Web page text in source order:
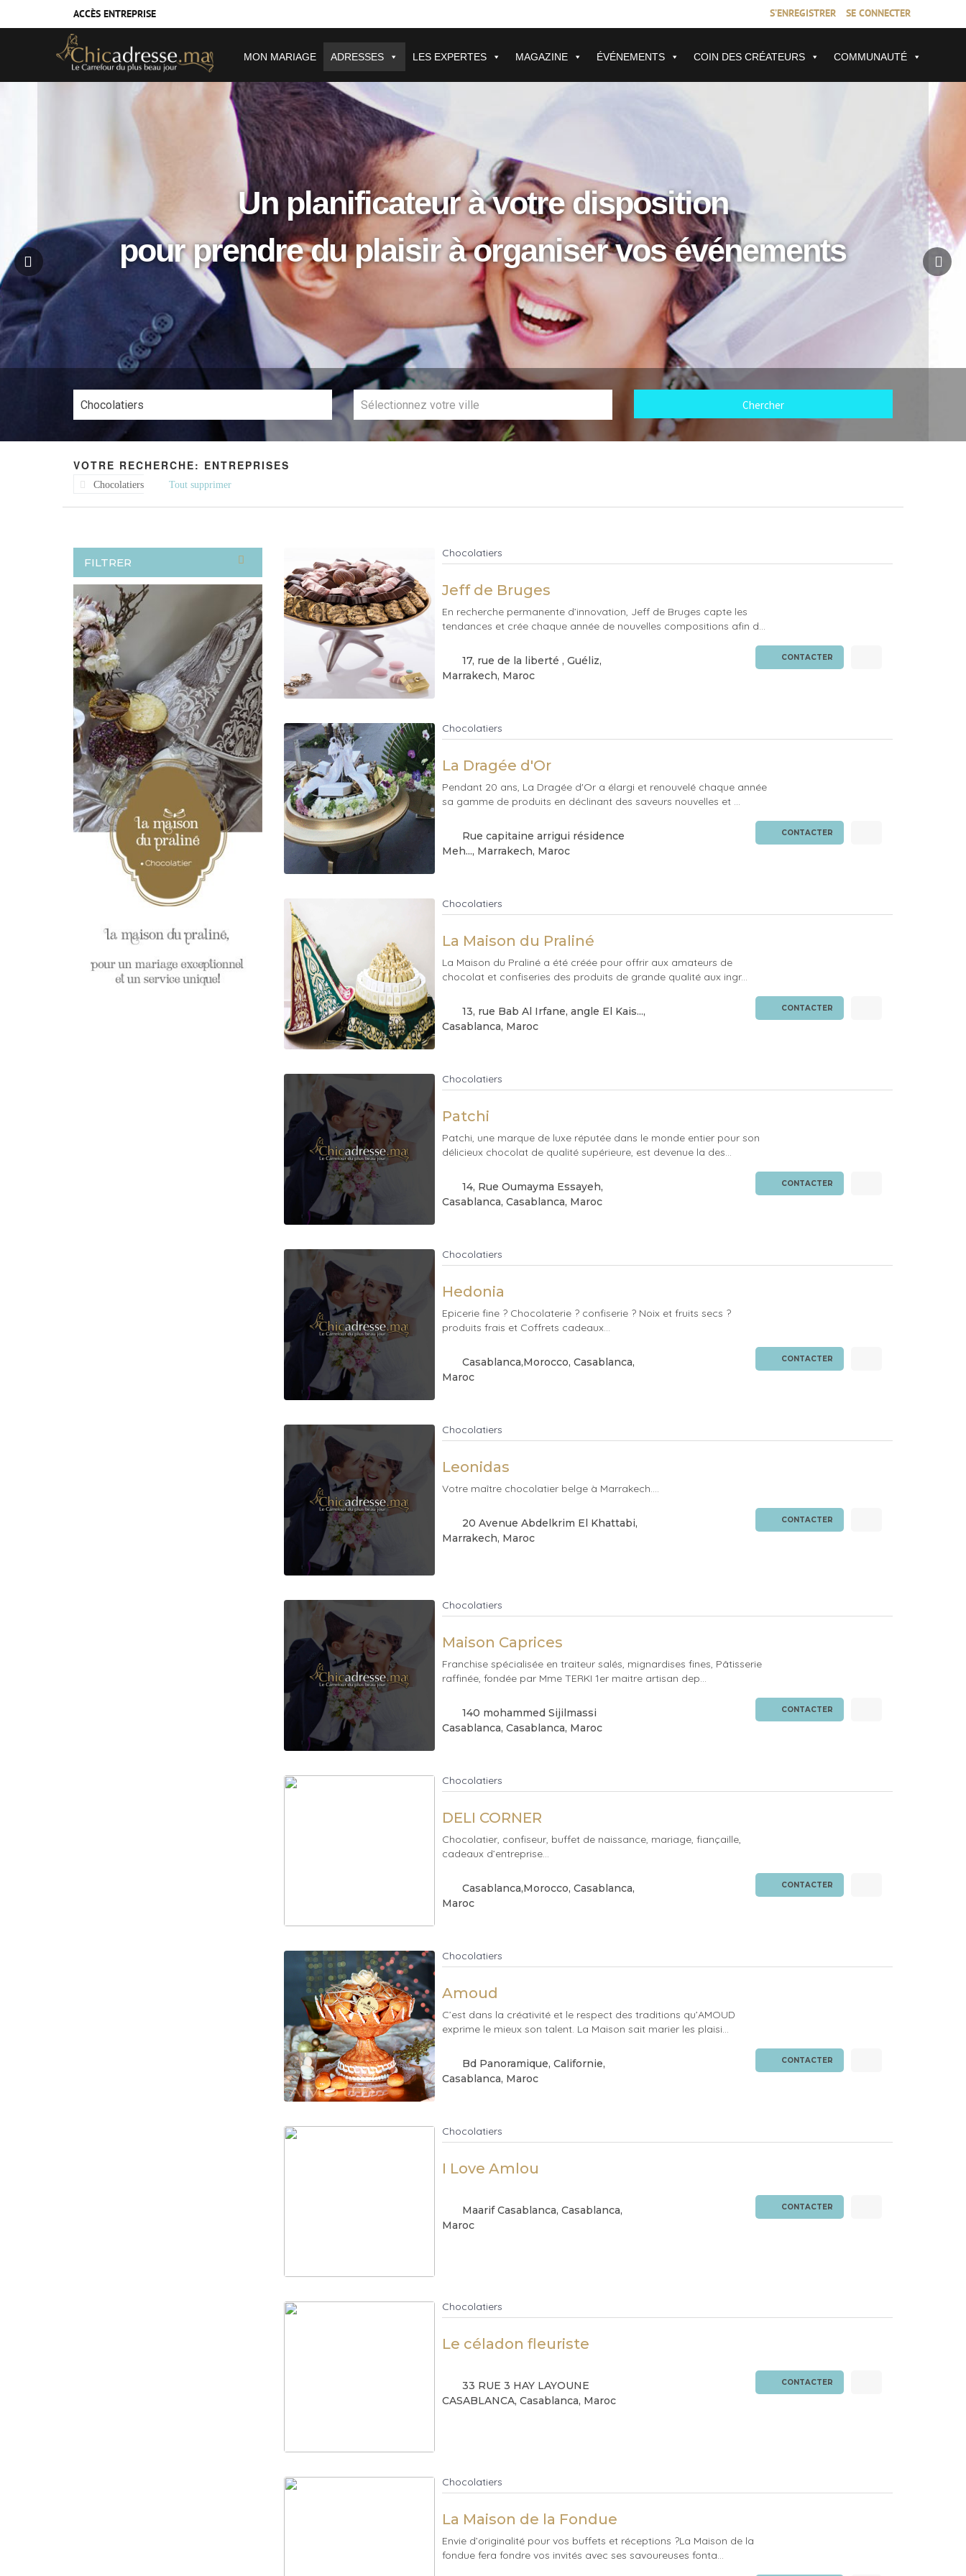
ACCÈS ENTREPRISE S’ENREGISTRER SE CONNECTER
MON MARIAGE ADRESSES LES EXPERTES MAGAZINE ÉVÉNEMENTS COIN DES CRÉATEURS COMMUNAUTÉ
Un planificateur à votre disposition
pour prendre du plaisir à organiser vos événements
VOTRE RECHERCHE: ENTREPRISES
Chocolatiers Tout supprimer
FILTRER
Chocolatiers
Jeff de Bruges
En recherche permanente d’innovation, Jeff de Bruges capte les
tendances et crée chaque année de nouvelles compositions afin d...
17, rue de la liberté , Guéliz,
Marrakech, Maroc
CONTACTER
Chocolatiers
La Dragée d'Or
Pendant 20 ans, La Dragée d'Or a élargi et renouvelé chaque année
sa gamme de produits en déclinant des saveurs nouvelles et ...
Rue capitaine arrigui résidence
Meh..., Marrakech, Maroc
CONTACTER
Chocolatiers
La Maison du Praliné
La Maison du Praliné a été créée pour offrir aux amateurs de
chocolat et confiseries des produits de grande qualité aux ingr...
13, rue Bab Al Irfane, angle El Kais...,
Casablanca, Maroc
CONTACTER
Chocolatiers
Patchi
Patchi, une marque de luxe réputée dans le monde entier pour son
délicieux chocolat de qualité supérieure, est devenue la des...
14, Rue Oumayma Essayeh,
Casablanca, Casablanca, Maroc
CONTACTER
Chocolatiers
Hedonia
Epicerie fine ? Chocolaterie ? confiserie ? Noix et fruits secs ?
produits frais et Coffrets cadeaux...
Casablanca,Morocco, Casablanca,
Maroc
CONTACTER
Chocolatiers
Leonidas
Votre maître chocolatier belge à Marrakech....
20 Avenue Abdelkrim El Khattabi,
Marrakech, Maroc
CONTACTER
Chocolatiers
Maison Caprices
Franchise spécialisée en traiteur salés, mignardises fines, Pâtisserie
raffinée, fondée par Mme TERKI 1er maitre artisan dep...
140 mohammed Sijilmassi
Casablanca, Casablanca, Maroc
CONTACTER
Chocolatiers
DELI CORNER
Chocolatier, confiseur, buffet de naissance, mariage, fiançaille,
cadeaux d’entreprise...
Casablanca,Morocco, Casablanca,
Maroc
CONTACTER
Chocolatiers
Amoud
C’est dans la créativité et le respect des traditions qu’AMOUD
exprime le mieux son talent. La Maison sait marier les plaisi...
Bd Panoramique, Californie,
Casablanca, Maroc
CONTACTER
Chocolatiers
I Love Amlou
Maarif Casablanca, Casablanca,
Maroc
CONTACTER
Chocolatiers
Le céladon fleuriste
33 RUE 3 HAY LAYOUNE
CASABLANCA, Casablanca, Maroc
CONTACTER
Chocolatiers
La Maison de la Fondue
Envie d’originalité pour vos buffets et réceptions ?La Maison de la
fondue fera fondre vos invités avec ses savoureuses fonta...